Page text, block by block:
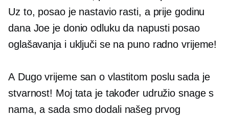
Uz to, posao je nastavio rasti, a prije godinu
dana Joe je donio odluku da napusti posao
oglašavanja i uključi se na puno radno vrijeme!
A Dugo vrijemesan o vlastitom poslu sada je
stvarnost! Moj tata je također udružio snage s
nama, a sada smo dodali našeg prvog